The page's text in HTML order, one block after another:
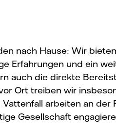
nach Hause: Wir
Erfahrungen und ein
auch die direkte
Ort treiben wir
arbeiten an
Gesellschaft